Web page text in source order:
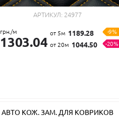
АРТИКУЛ: 24977
грн./м
1303.04
от 5м 1189.28
-9%
от 20м 1044.50 -20%
АВТО КОЖ. ЗАМ. ДЛЯ КОВРИКОВ